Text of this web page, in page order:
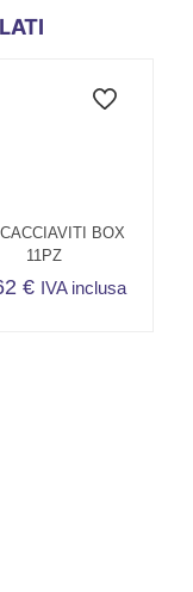
BOX
11PZ
€ IVA inclusa